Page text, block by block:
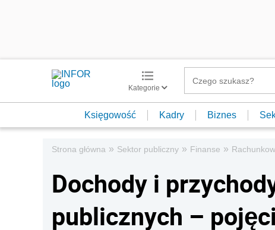
Kategorie
Księgowość Kadry Biznes
Strona główna » Sektor publiczny » Finanse »
Dochody i
publicznych –